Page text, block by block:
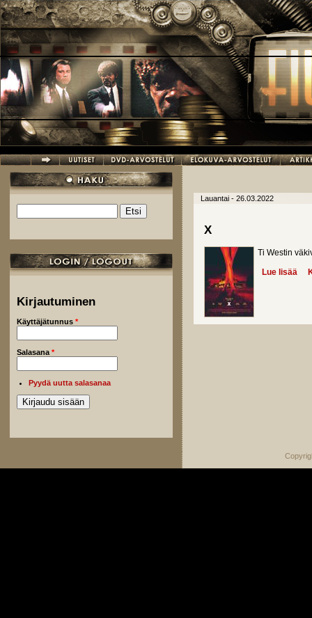
Hyppää pääsisältöön
Hakulomake
Kirjautuminen
Käyttäjätunnus *
Salasana *
Pyydä uutta salasanaa
Lauantai - 26.03.2022
X
Ti Westin
Lue lisää